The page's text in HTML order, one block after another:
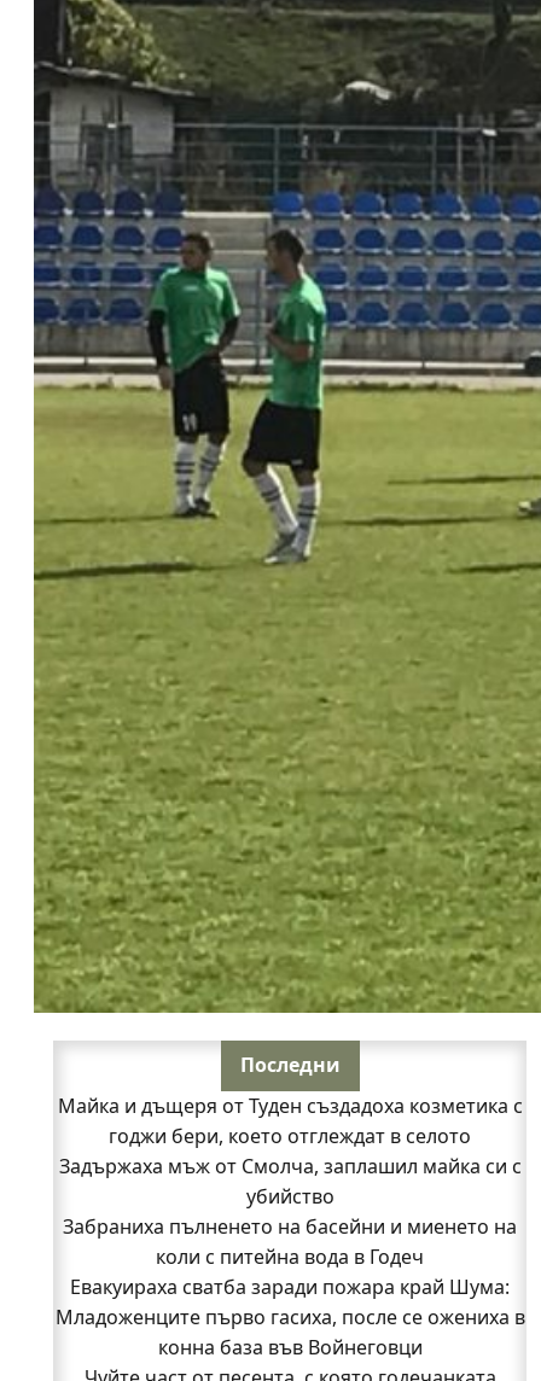
Последни
Майка и дъщеря от Туден създадоха козметика с
годжи бери, което отглеждат в селото
Задържаха мъж от Смолча, заплашил майка си с
убийство
Забраниха пълненето на басейни и миенето на
коли с питейна вода в Годеч
Евакуираха сватба заради пожара край Шума:
Младоженците първо гасиха, после се ожениха в
конна база във Войнеговци